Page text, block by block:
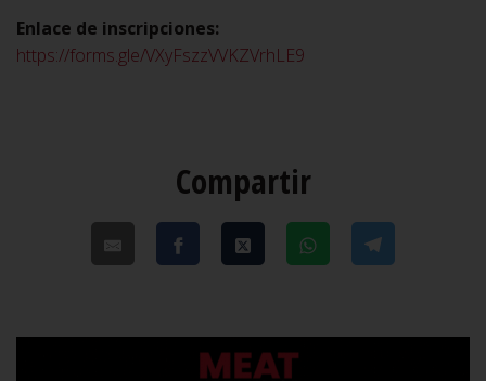
Enlace de inscripciones:
https://forms.gle/VXyFszzVVKZVrhLE9
Compartir